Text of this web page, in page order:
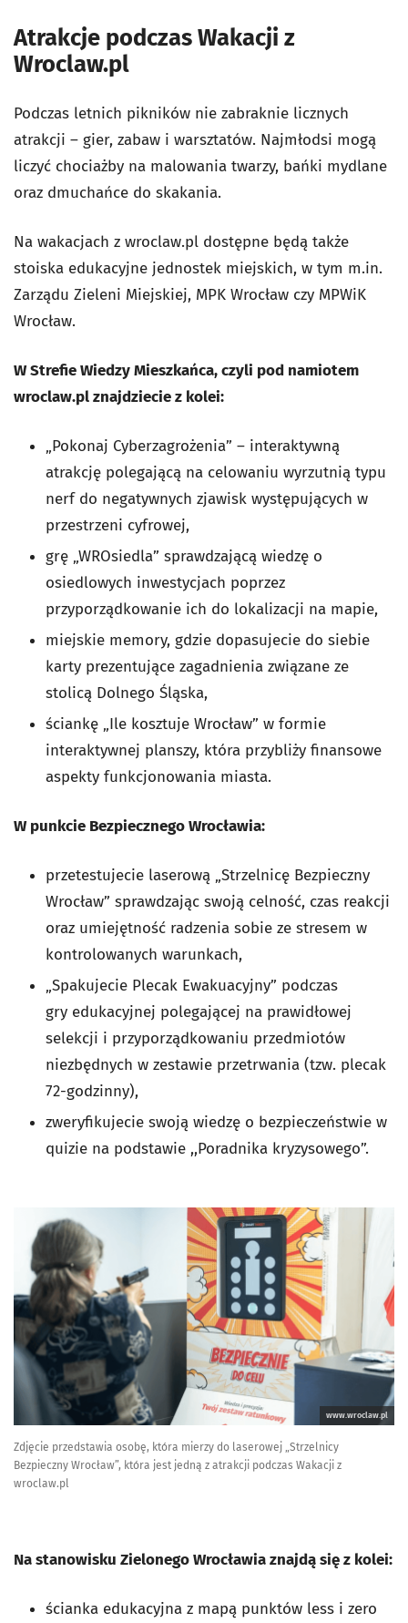
Atrakcje podczas Wakacji z
Wroclaw.pl
Podczas letnich pikników nie zabraknie licznych
atrakcji – gier, zabaw i warsztatów. Najmłodsi mogą
liczyć chociażby na malowania twarzy, bańki mydlane
oraz dmuchańce do skakania.
Na wakacjach z wroclaw.pl dostępne będą także
stoiska edukacyjne jednostek miejskich, w tym m.in.
Zarządu Zieleni Miejskiej, MPK Wrocław czy MPWiK
Wrocław.
W Strefie Wiedzy Mieszkańca, czyli pod namiotem
wroclaw.pl znajdziecie z kolei:
„Pokonaj Cyberzagrożenia” – interaktywną
atrakcję polegającą na celowaniu wyrzutnią typu
nerf do negatywnych zjawisk występujących w
przestrzeni cyfrowej,
grę „WROsiedla” sprawdzającą wiedzę o
osiedlowych inwestycjach poprzez
przyporządkowanie ich do lokalizacji na mapie,
miejskie memory, gdzie dopasujecie do siebie
karty prezentujące zagadnienia związane ze
stolicą Dolnego Śląska,
ściankę „Ile kosztuje Wrocław” w formie
interaktywnej planszy, która przybliży finansowe
aspekty funkcjonowania miasta.
W punkcie Bezpiecznego Wrocławia:
przetestujecie laserową „Strzelnicę Bezpieczny
Wrocław” sprawdzając swoją celność, czas reakcji
oraz umiejętność radzenia sobie ze stresem w
kontrolowanych warunkach,
„Spakujecie Plecak Ewakuacyjny” podczas
gry edukacyjnej polegającej na prawidłowej
selekcji i przyporządkowaniu przedmiotów
niezbędnych w zestawie przetrwania (tzw. plecak
72-godzinny),
zweryfikujecie swoją wiedzę o bezpieczeństwie w
quizie na podstawie ,,Poradnika kryzysowego”.
www.wroclaw.pl
Zdjęcie przedstawia osobę, która mierzy do laserowej „Strzelnicy
Bezpieczny Wrocław”, która jest jedną z atrakcji podczas Wakacji z
wroclaw.pl
Na stanowisku Zielonego Wrocławia znajdą się z kolei:
ścianka edukacyjna z mapą punktów less i zero